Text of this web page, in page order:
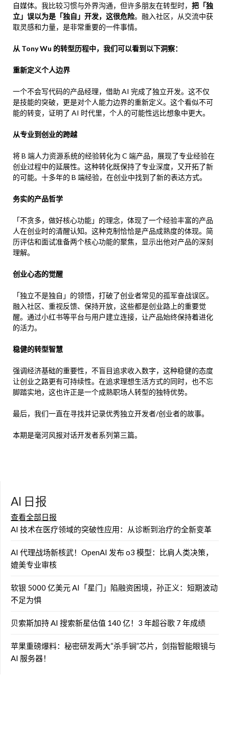
自媒体。我比较习惯与外界沟通，但许多朋友在转型时， 把「独
立」误以为是「独自」开发，这很危险。融入社区，从交流中获
取灵感和力量，是非常重要的一件事情。
从 Tony Wu 的转型历程中，我们可以看到以下洞察：
重新定义个人边界
一个不会写代码的产品经理，借助 AI 完成了独立开发。这不仅
是技能的突破，更是对个人能力边界的重新定义。这个看似不可
能的转变，证明了 AI 时代里，个人的可能性远比想象中更大。
从专业到创业的跨越
将 B 端人力资源系统的经验转化为 C 端产品，展现了专业经验在
创业过程中的延展性。这种转化既保持了专业深度，又开拓了新
的可能。十多年的 B 端经验，在创业中找到了新的表达方式。
务实的产品哲学
「不贪多，做好核心功能」的理念，体现了一个经验丰富的产品
人在创业时的清醒认知。这种克制恰恰是产品成熟度的体现。简
历评估和面试准备两个核心功能的聚焦，显示出他对产品的深刻
理解。
创业心态的觉醒
「独立不是独自」的领悟，打破了创业者常见的孤军奋战误区。
融入社区、重视反馈、保持开放，这些都是创业路上的重要觉
醒。通过小红书等平台与用户建立连接，让产品始终保持着进化
的活力。
稳健的转型智慧
强调经济基础的重要性，不盲目追求收入数字，这种稳健的态度
让创业之路更有可持续性。在追求理想生活方式的同时，也不忘
脚踏实地，这也许正是一个成熟职场人转型的独特优势。
最后，我们一直在寻找并记录优秀独立开发者/创业者的故事。
本期是毫河风报对话开发者系列第三篇。
AI 日报
查看全部日报
AI 技术在医疗领域的突破性应用：从诊断到治疗的全新变革
AI 代理战场新核武！OpenAI 发布 o3 模型：比肩人类决策，
媲美专业审核
软银 5000 亿美元 AI「星门」陷融资困境，孙正义：短期波动
不足为惧
贝索斯加持 AI 搜索新星估值 140 亿！3 年超谷歌 7 年成绩
苹果重磅爆料：秘密研发两大“杀手锏”芯片，剑指智能眼镜与
AI 服务器！